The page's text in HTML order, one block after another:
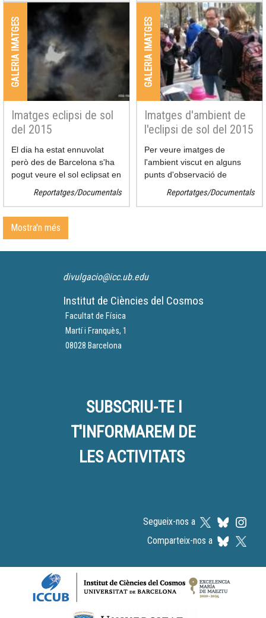
poder enregistrar
l'esdevenim
GALERIA IMATGES
Imatges eclipsi de sol
del 2015
El dia ha estat ennuvolat
però des de Barcelona s'ha
pogut veure el sol eclipsat en
alguns moments. No s'ha
pogut fer un seguiment
algunes fotos.
Reportatges/Documentals
GALERIA IMATGES
Imatges d'ambient de
l'eclipsi de sol del 2015
Per veure imatges de
l'ambient viscut en alguns
punts d'observació de
Barcelona
Reportatges/Documentals
Mostra'n més
divulgacio@icc.ub.edu
Institut de Ciències del Cosmos
Facultat de Física
Martí i Franquès, 1
08028 Barcelona
SUBSCRIU-TE I
T'INFORMAREM DE
LES ACTIVITATS
Segueix-nos a
Comparteix-nos a
Logos footer